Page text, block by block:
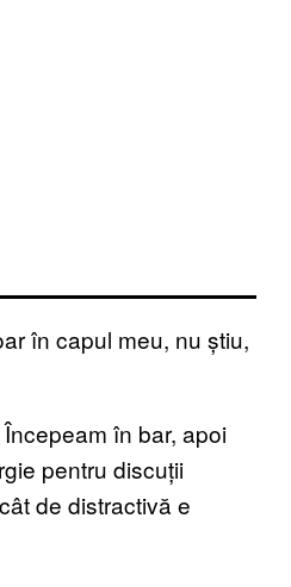
în capul meu, nu știu,
în bar, apoi
pentru discuții
de distractivă e